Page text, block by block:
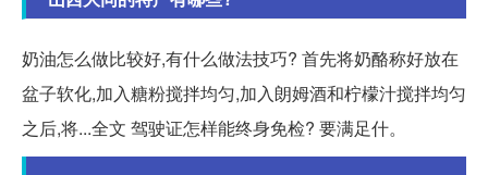
奶油怎么做比较好,有什么做法技巧? 首先将奶酪称好放在
盆子软化,加入糖粉搅拌均匀,加入朗姆酒和柠檬汁搅拌均匀
之后,将...全文 驾驶证怎样能终身免检? 要满足什。